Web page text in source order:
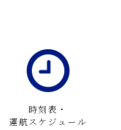
時刻表・
運航スケジュール